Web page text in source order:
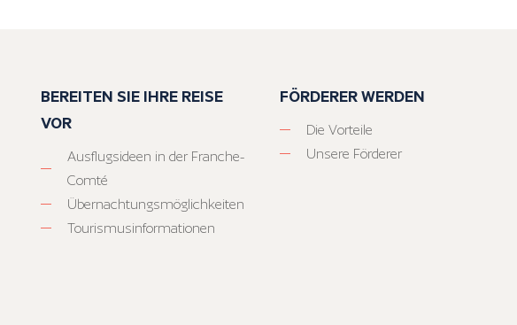
BEREITEN SIE IHRE REISE
VOR
Ausflugsideen in der Franche-
Comté
Übernachtungsmöglichkeiten
Tourismusinformationen
FÖRDERER WERDEN
Die Vorteile
Unsere Förderer